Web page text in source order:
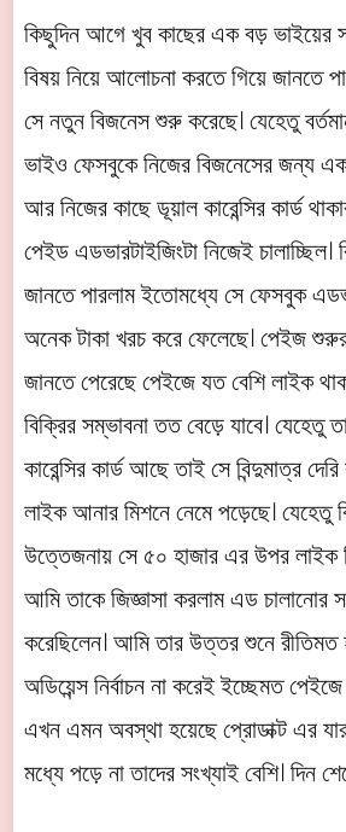
কিছুদিন আগে খুব কাছের এক বড় ভাইয়ের
বিষয় নিয়ে আলোচনা করতে গিয়ে জানতে
সে নতুন বিজনেস শুরু করেছে। যেহেতু
ভাইও ফেসবুকে নিজের বিজনেসের জন্য
আর নিজের কাছে ডূয়াল কারেন্সির কার্ড
পেইড এডভারটাইজিংটা নিজেই চালাচ্ছিল।
জানতে পারলাম ইতোমধ্যে সে ফেসবুক
অনেক টাকা খরচ করে ফেলেছে। পেইজ
জানতে পেরেছে পেইজে যত বেশি লাইক
বিক্রির সম্ভাবনা তত বেড়ে যাবে। যেহেতু
কারেন্সির কার্ড আছে তাই সে বিন্দুমাত্র
লাইক আনার মিশনে নেমে পড়েছে। যেহেতু
উত্তেজনায় সে ৫০ হাজার এর উপর
আমি তাকে জিজ্ঞাসা করলাম এড চালানোর
করেছিলেন। আমি তার উত্তর শুনে
অডিয়েন্স নির্বাচন না করেই ইচ্ছেমত
এখন এমন অবস্থা হয়েছে প্রোডাক্ট এর
মধ্যে পড়ে না তাদের সংখ্যাই বেশি। দিন